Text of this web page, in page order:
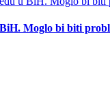
Moglo bi biti